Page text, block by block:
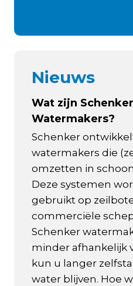
Nieuws
Wat zijn Schenker
Watermakers?
Schenker
watermakers die
omzetten in
Deze systemen
gebruikt op
commerciële
Schenker
minder afhankelijk
kun u langer
water blijven. Hoe